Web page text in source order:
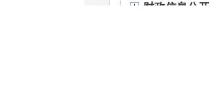
财政信息公开